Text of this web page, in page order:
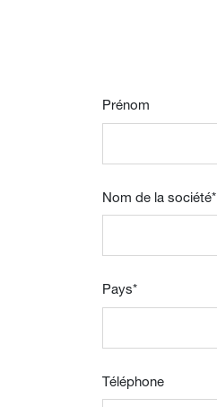
Prénom
Nom de la société*
Pays*
Téléphone